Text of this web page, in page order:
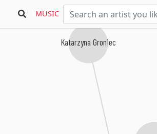
MUSIC
Katarzyna Groniec